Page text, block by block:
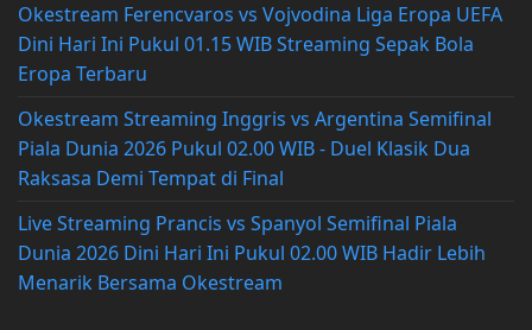
Okestream Ferencvaros vs Vojvodina Liga Eropa UEFA
Dini Hari Ini Pukul 01.15 WIB Streaming Sepak Bola
Eropa Terbaru
Okestream Streaming Inggris vs Argentina Semifinal
Piala Dunia 2026 Pukul 02.00 WIB - Duel Klasik Dua
Raksasa Demi Tempat di Final
Live Streaming Prancis vs Spanyol Semifinal Piala
Dunia 2026 Dini Hari Ini Pukul 02.00 WIB Hadir Lebih
Menarik Bersama Okestream